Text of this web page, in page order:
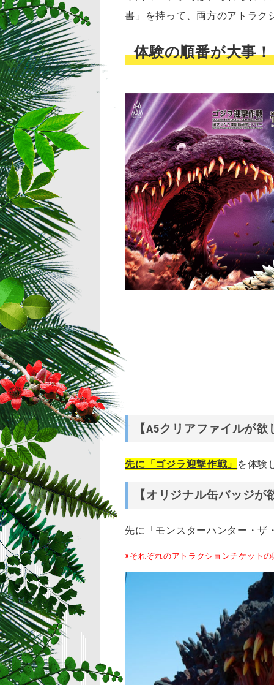
書」を持って、両方のアトラク
体験の順番が大事！
【A5クリアファイルが
先に「ゴジラ迎撃作戦」 を体験
【オリジナル缶バッジが
先に「モンスターハンター・ザ
※それぞれのアトラクションチケット